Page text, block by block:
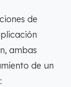
de
ambas
de un